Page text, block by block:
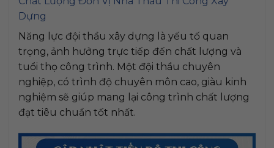
Dựng
Năng lực đội thầu xây dựng là yếu tố quan
trọng, ảnh hưởng trực tiếp đến chất lượng và
tuổi thọ công trình. Một đội thầu chuyên
nghiệp, có trình độ chuyên môn cao, giàu kinh
nghiệm sẽ giúp mang lại công trình chất lượng
đạt tiêu chuẩn tốt nhất.